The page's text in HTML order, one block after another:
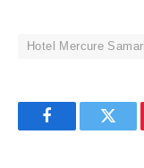
Hotel Mercure
Facebook